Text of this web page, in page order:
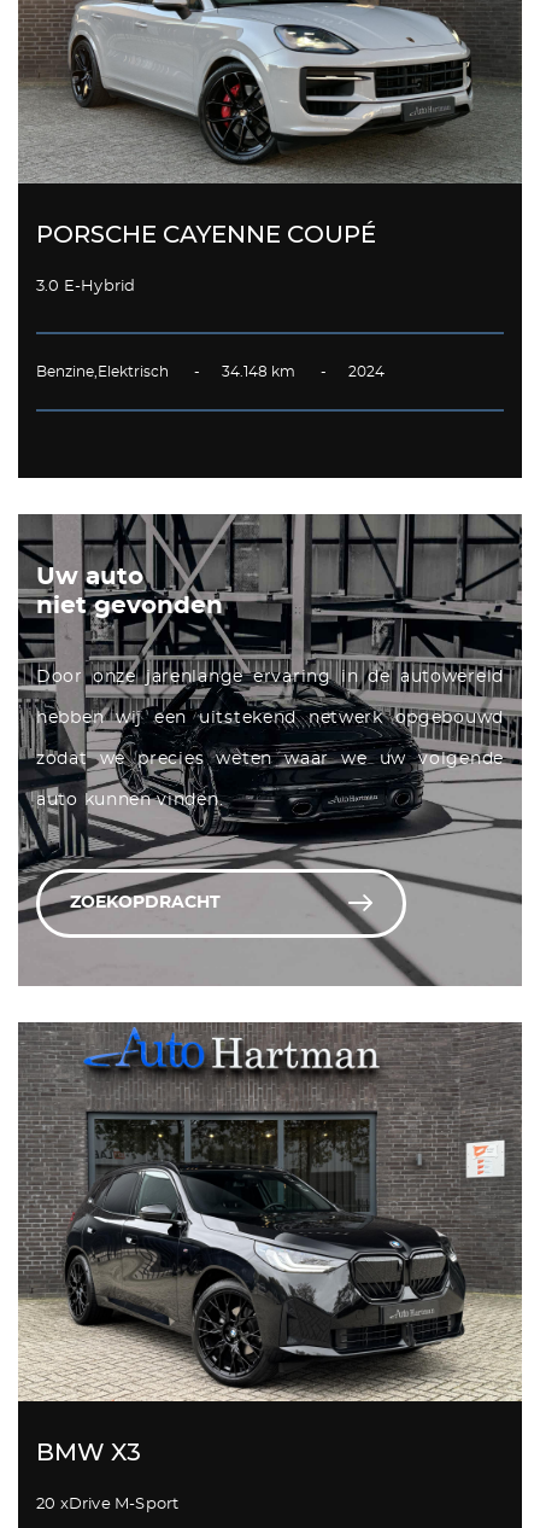
PORSCHE CAYENNE COUPÉ
3.0 E-Hybrid
Benzine,Elektrisch - 34.148 km - 2024
Uw auto
niet gevonden
Door onze jarenlange ervaring in de autowereld
hebben wij een uitstekend netwerk opgebouwd
zodat we precies weten waar we uw volgende
auto kunnen vinden.
ZOEKOPDRACHT
BMW X3
20 xDrive M-Sport